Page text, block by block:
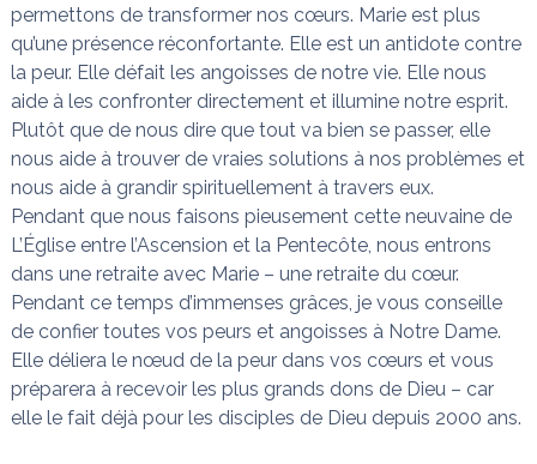
permettons de transformer nos cœurs. Marie est plus
qu’une présence réconfortante. Elle est un antidote contre
la peur. Elle défait les angoisses de notre vie. Elle nous
aide à les confronter directement et illumine notre esprit.
Plutôt que de nous dire que tout va bien se passer, elle
nous aide à trouver de vraies solutions à nos problèmes et
nous aide à grandir spirituellement à travers eux.
Pendant que nous faisons pieusement cette neuvaine de
L’Église entre l’Ascension et la Pentecôte, nous entrons
dans une retraite avec Marie – une retraite du cœur.
Pendant ce temps d’immenses grâces, je vous conseille
de confier toutes vos peurs et angoisses à Notre Dame.
Elle déliera le nœud de la peur dans vos cœurs et vous
préparera à recevoir les plus grands dons de Dieu – car
elle le fait déjà pour les disciples de Dieu depuis 2000 ans.